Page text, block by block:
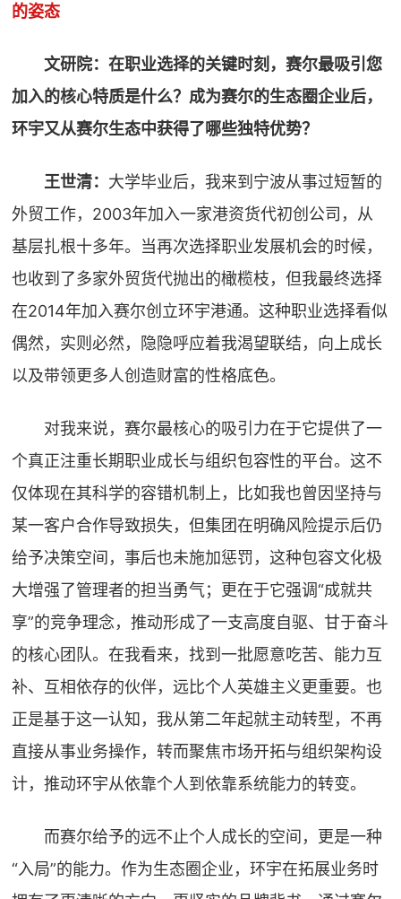
的姿态
文研院：在职业选择的关键时刻，赛尔最吸引您
加入的核心特质是什么？成为赛尔的生态圈企业后，
环宇又从赛尔生态中获得了哪些独特优势？
王世清： 大学毕业后，我来到宁波从事过短暂的
外贸工作，2003年加入一家港资货代初创公司，从
基层扎根十多年。当再次选择职业发展机会的时候，
也收到了多家外贸货代抛出的橄榄枝，但我最终选择
在2014年加入赛尔创立环宇港通。这种职业选择看似
偶然，实则必然，隐隐呼应着我渴望联结，向上成长
以及带领更多人创造财富的性格底色。
对我来说，赛尔最核心的吸引力在于它提供了一
个真正注重长期职业成长与组织包容性的平台。这不
仅体现在其科学的容错机制上，比如我也曾因坚持与
某一客户合作导致损失，但集团在明确风险提示后仍
给予决策空间，事后也未施加惩罚，这种包容文化极
大增强了管理者的担当勇气；更在于它强调“成就共
享”的竞争理念，推动形成了一支高度自驱、甘于奋斗
的核心团队。在我看来，找到一批愿意吃苦、能力互
补、互相依存的伙伴，远比个人英雄主义更重要。也
正是基于这一认知，我从第二年起就主动转型，不再
直接从事业务操作，转而聚焦市场开拓与组织架构设
计，推动环宇从依靠个人到依靠系统能力的转变。
而赛尔给予的远不止个人成长的空间，更是一种
“入局”的能力。作为生态圈企业，环宇在拓展业务时